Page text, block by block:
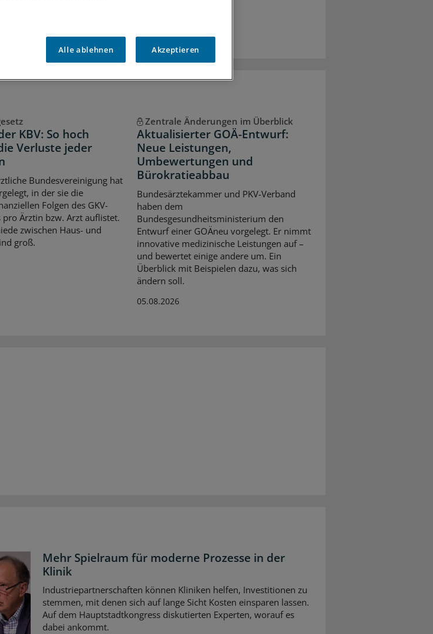
KBV: So hoch
Verluste jeder
Bundesvereinigung hat
in der sie die
Folgen des GKV-
pro Ärztin bzw. Arzt auflistet.
zwischen Haus- und
groß.
Zentrale Änderungen im Überblick
Aktualisierter GOÄ-Entwurf:
Neue Leistungen,
Umbewertungen und
Bürokratieabbau
Bundesärztekammer und PKV-Verband
haben dem
Bundesgesundheitsministerium den
Entwurf einer GOÄneu vorgelegt. Er nimmt
innovative medizinische Leistungen auf –
und bewertet einige andere um. Ein
Überblick mit Beispielen dazu, was sich
ändern soll.
05.08.2026
Mehr Spielraum für moderne Prozesse in der
Klinik
Industriepartnerschaften können Kliniken helfen, Investitionen zu
stemmen, mit denen sich auf lange Sicht Kosten einsparen lassen.
Auf dem Hauptstadtkongress diskutierten Experten, worauf es
dabei ankommt.
Alle ablehnen Akzeptieren